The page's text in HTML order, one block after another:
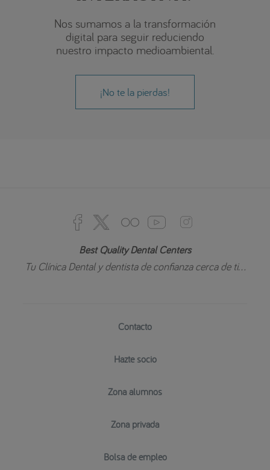
Nos sumamos a la transformación
digital para seguir reduciendo
nuestro impacto medioambiental.
¡No te la pierdas!
Best Quality Dental Centers
Tu Clínica Dental y dentista de confianza cerca de ti...
Contacto
Hazte socio
Zona alumnos
Zona privada
Bolsa de empleo